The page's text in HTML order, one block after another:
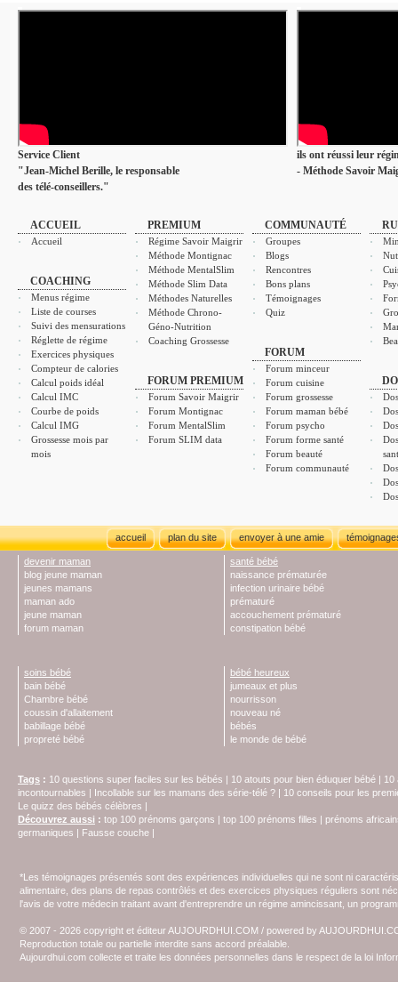
Service Client
"Jean-Michel Berille, le responsable
des télé-conseillers."
ils ont réussi leur
- Méthode Savoir
ACCUEIL
Accueil
COACHING
Menus régime
Liste de courses
Suivi des mensurations
Réglette de régime
Exercices physiques
Compteur de calories
Calcul poids idéal
Calcul IMC
Courbe de poids
Calcul IMG
Grossesse mois par
mois
PREMIUM
Régime Savoir Maigrir
Méthode Montignac
Méthode MentalSlim
Méthode Slim Data
Méthodes Naturelles
Méthode Chrono-
Géno-Nutrition
Coaching Grossesse
FORUM PREMIUM
Forum Savoir Maigrir
Forum Montignac
Forum MentalSlim
Forum SLIM data
COMMUNAUTÉ
Groupes
Blogs
Rencontres
Bons plans
Témoignages
Quiz
FORUM
Forum minceur
Forum cuisine
Forum grossesse
Forum maman bébé
Forum psycho
Forum forme santé
Forum beauté
Forum communauté
accueil plan du site envoyer à une amie
devenir maman
blog jeune maman
jeunes mamans
maman ado
jeune maman
forum maman
santé bébé
naissance prématurée
infection urinaire bébé
prématuré
accouchement prématuré
constipation bébé
soins bébé
bain bébé
Chambre bébé
coussin d'allaitement
babillage bébé
propreté bébé
bébé heureux
jumeaux et plus
nourrisson
nouveau né
bébés
le monde de bébé
Tags : 10 questions super faciles sur les bébés | 10 atouts pour bien éduquer bébé | 10
incontournables | Incollable sur les mamans des série-télé ? | 10 conseils pour les
Le quizz des bébés célèbres |
Découvrez aussi : top 100 prénoms garçons | top 100 prénoms filles | prénoms
germaniques | Fausse couche |
*Les témoignages présentés sont des expériences individuelles qui ne sont ni
alimentaire, des plans de repas contrôlés et des exercices physiques réguliers sont
l'avis de votre médecin traitant avant d'entreprendre un régime amincissant, un
© 2007 - 2026 copyright et éditeur AUJOURDHUI.COM / powered by
Reproduction totale ou partielle interdite sans accord préalable.
Aujourdhui.com collecte et traite les données personnelles dans le respect de la loi